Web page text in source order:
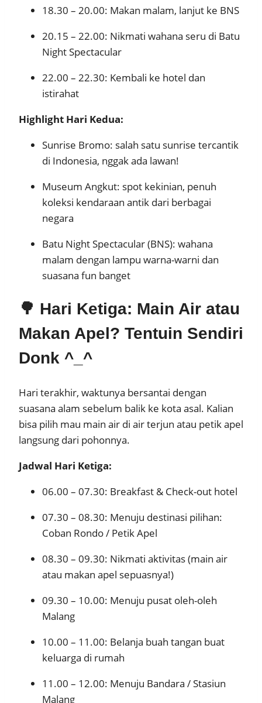
18.30 – 20.00: Makan malam, lanjut ke BNS
20.15 – 22.00: Nikmati wahana seru di Batu
Night Spectacular
22.00 – 22.30: Kembali ke hotel dan
istirahat
Highlight Hari Kedua:
Sunrise Bromo: salah satu sunrise tercantik
di Indonesia, nggak ada lawan!
Museum Angkut: spot kekinian, penuh
koleksi kendaraan antik dari berbagai
negara
Batu Night Spectacular (BNS): wahana
malam dengan lampu warna-warni dan
suasana fun banget
🌳 Hari Ketiga: Main Air atau
Makan Apel? Tentuin Sendiri
Donk ^_^
Hari terakhir, waktunya bersantai dengan
suasana alam sebelum balik ke kota asal. Kalian
bisa pilih mau main air di air terjun atau petik apel
langsung dari pohonnya.
Jadwal Hari Ketiga:
06.00 – 07.30: Breakfast & Check-out hotel
07.30 – 08.30: Menuju destinasi pilihan:
Coban Rondo / Petik Apel
08.30 – 09.30: Nikmati aktivitas (main air
atau makan apel sepuasnya!)
09.30 – 10.00: Menuju pusat oleh-oleh
Malang
10.00 – 11.00: Belanja buah tangan buat
keluarga di rumah
11.00 – 12.00: Menuju Bandara / Stasiun
Malang